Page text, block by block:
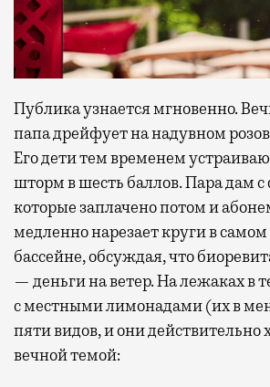
Публика узнается мгновенно.
папа дрейфует на надувном
Его дети тем временем
шторм в шесть баллов. Пара дам
которые заплачено потом и
медленно нарезает круги в
бассейне, обсуждая, что
— деньги на ветер. На лежаках в
с местными лимонадами (их в
пяти видов, и они действительно
вечной темой: